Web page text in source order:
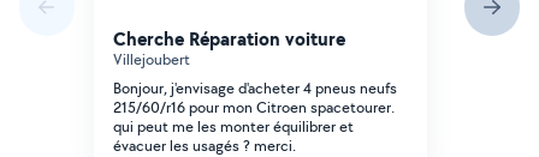
Cherche Réparation voiture
Villejoubert
Bonjour, j'envisage d'acheter 4 pneus neufs
215/60/r16 pour mon Citroen spacetourer.
qui peut me les monter équilibrer et
évacuer les usagés ? merci.